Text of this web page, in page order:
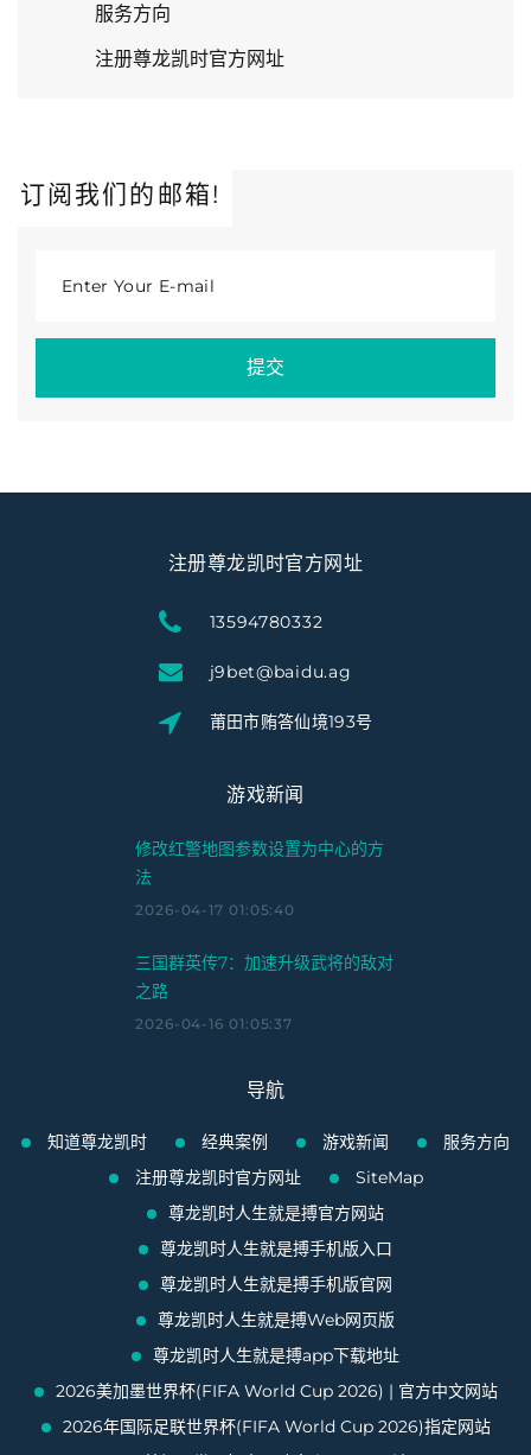
服务方向
注册尊龙凯时官方网址
订阅我们的邮箱!
Enter Your E-mail
提交
注册尊龙凯时官方网址
13594780332
j9bet@baidu.ag
莆田市贿答仙境193号
游戏新闻
修改红警地图参数设置为中心的方
法
2026-04-17 01:05:40
三国群英传7：加速升级武将的敌对
之路
2026-04-16 01:05:37
导航
知道尊龙凯时 经典案例 游戏新闻
服务方向
注册尊龙凯时官方网址
SiteMap
尊龙凯时人生就是搏官方网站
尊龙凯时人生就是搏手机版入口
尊龙凯时人生就是搏手机版官网
尊龙凯时人生就是搏Web网页版
尊龙凯时人生就是搏app下载地址
2026美加墨世界杯(FIFA World Cup 2026) | 官方中文网站
2026年国际足联世界杯(FIFA World Cup 2026)指定网站